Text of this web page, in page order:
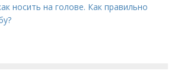
носить на голове. Как правильно